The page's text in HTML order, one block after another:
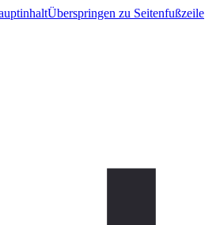
Überspringen zu Seitenfußzeile